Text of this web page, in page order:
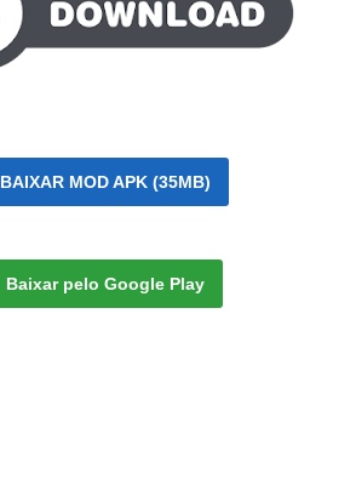
BAIXAR MOD APK (35MB)
Baixar pelo Google Play